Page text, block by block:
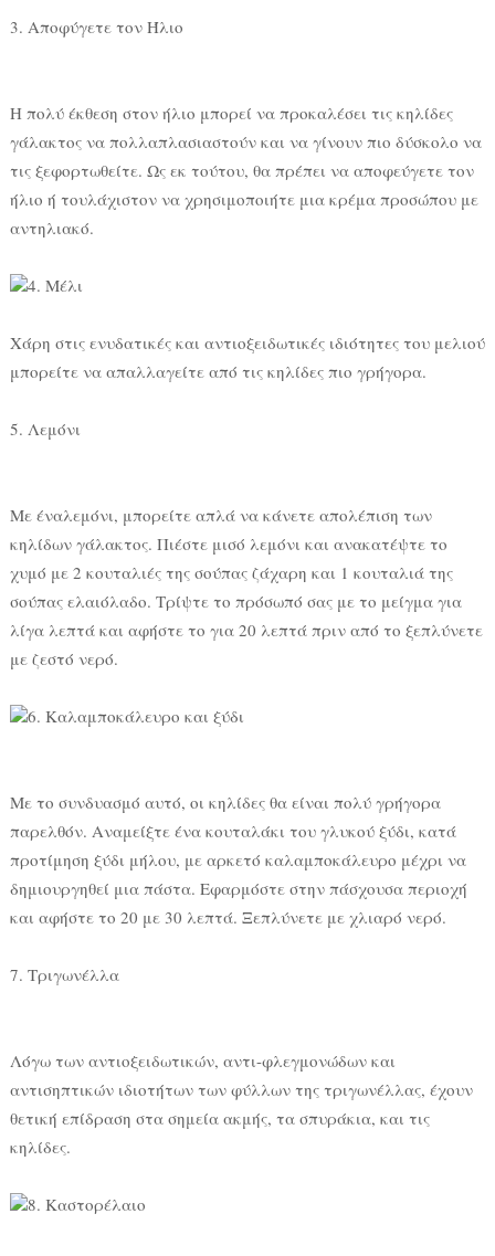
3. Αποφύγετε τον Ήλιο
Η πολύ έκθεση στον ήλιο μπορεί να προκαλέσει τις κηλίδες
γάλακτος να πολλαπλασιαστούν και να γίνουν πιο δύσκολο να
τις ξεφορτωθείτε. Ως εκ τούτου, θα πρέπει να αποφεύγετε τον
ήλιο ή τουλάχιστον να χρησιμοποιήτε μια κρέμα προσώπου με
αντηλιακό.
4. Μέλι
Χάρη στις ενυδατικές και αντιοξειδωτικές ιδιότητες του μελιού
μπορείτε να απαλλαγείτε από τις κηλίδες πιο γρήγορα.
5. Λεμόνι
Με έναλεμόνι, μπορείτε απλά να κάνετε απολέπιση των
κηλίδων γάλακτος. Πιέστε μισό λεμόνι και ανακατέψτε το
χυμό με 2 κουταλιές της σούπας ζάχαρη και 1 κουταλιά της
σούπας ελαιόλαδο. Τρίψτε το πρόσωπό σας με το μείγμα για
λίγα λεπτά και αφήστε το για 20 λεπτά πριν από το ξεπλύνετε
με ζεστό νερό.
6. Καλαμποκάλευρο και ξύδι
Με το συνδυασμό αυτό, οι κηλίδες θα είναι πολύ γρήγορα
παρελθόν. Αναμείξτε ένα κουταλάκι του γλυκού ξύδι, κατά
προτίμηση ξύδι μήλου, με αρκετό καλαμποκάλευρο μέχρι να
δημιουργηθεί μια πάστα. Εφαρμόστε στην πάσχουσα περιοχή
και αφήστε το 20 με 30 λεπτά. Ξεπλύνετε με χλιαρό νερό.
7. Τριγωνέλλα
Λόγω των αντιοξειδωτικών, αντι-φλεγμονώδων και
αντισηπτικών ιδιοτήτων των φύλλων της τριγωνέλλας, έχουν
θετική επίδραση στα σημεία ακμής, τα σπυράκια, και τις
κηλίδες.
8. Καστορέλαιο